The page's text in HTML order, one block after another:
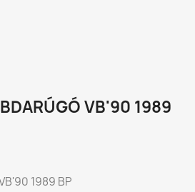
VB'90 1989
1989 BP